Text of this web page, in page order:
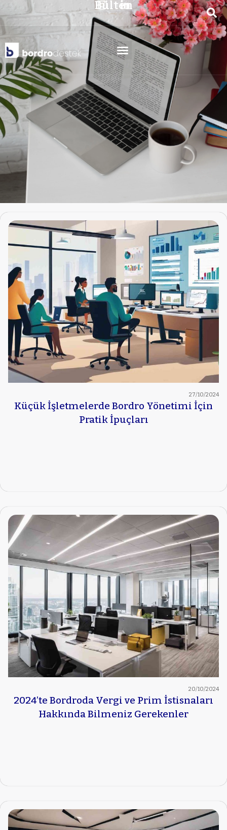
Bülten
27/10/2024
Küçük İşletmelerde Bordro Yönetimi İçin
Pratik İpuçları
20/10/2024
2024’te Bordroda Vergi ve Prim İstisnaları
Hakkında Bilmeniz Gerekenler